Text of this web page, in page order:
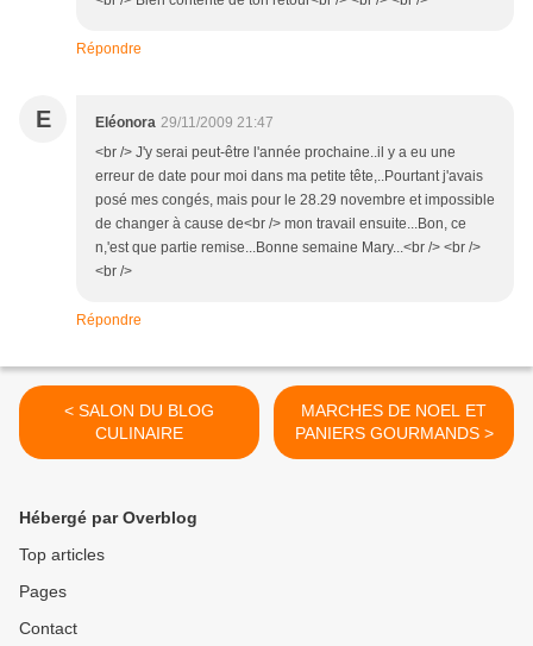
Répondre
E Eléonora 29/11/2009 21:47
<br /> J'y serai peut-être l'année prochaine..il y a eu une
erreur de date pour moi dans ma petite tête,..Pourtant j'avais
posé mes congés, mais pour le 28.29 novembre et impossible
de changer à cause de<br /> mon travail ensuite...Bon, ce
n,'est que partie remise...Bonne semaine Mary...<br /> <br />
<br />
Répondre
< SALON DU BLOG
CULINAIRE
MARCHES DE NOEL ET
PANIERS GOURMANDS >
Hébergé par Overblog
Top articles
Pages
Contact